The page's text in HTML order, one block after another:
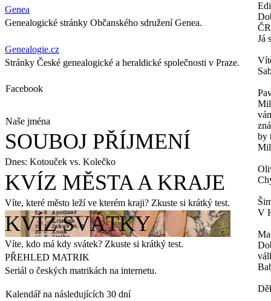
Genea
Genealogické stránky Občanského sdružení Genea.
Genealogie.cz
Stránky České genealogické a heraldické společnosti v Praze.
Facebook
Naše jména
SOUBOJ PŘÍJMENÍ
Dnes: Kotouček vs. Kolečko
KVÍZ MĚSTA A KRAJE
Víte, které město leží ve kterém kraji? Zkuste si krátký test.
KVÍZ SVÁTKY
Víte, kdo má kdy svátek? Zkuste si krátký test.
PŘEHLED MATRIK
Seriál o českých matrikách na internetu.
Kalendář na následujících 30 dní
Já
by
V